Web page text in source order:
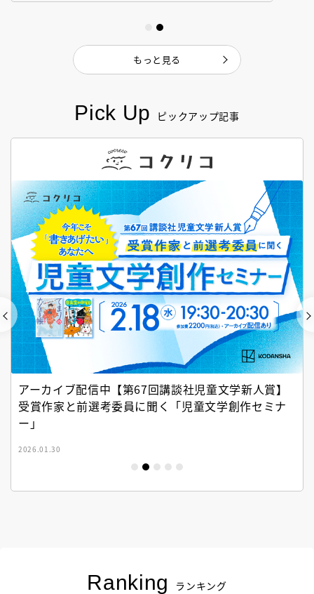
Pick Up ピックアップ記事
アーカイブ配信中【第67回講談社児童文学新人賞】
受賞作家と前選考委員に聞く「児童文学創作セミナ
ー」
2026.01.30
Ranking ランキング
もっと見る